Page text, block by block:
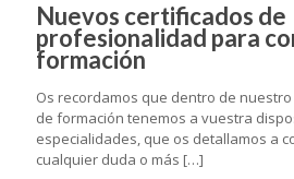
Nuevos certificados de
profesionalidad para
formación
Os recordamos que dentro de
de formación tenemos a vuestra
especialidades, que os detallamos a
cualquier duda o más […]